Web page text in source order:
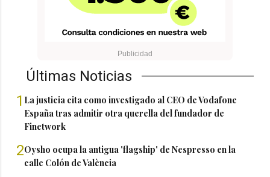
Últimas Noticias
1 La justicia cita como investigado al CEO de Vodafone
España tras admitir otra querella del fundador de
Finetwork
2Oysho ocupa la antigua 'flagship' de Nespresso en la
calle Colón de València